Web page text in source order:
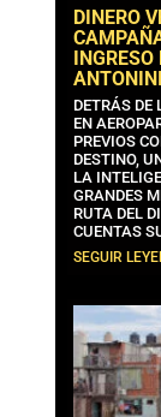
DINERO
DETRÁS DE
EN
PREVIOS
DESTINO,
LA
GRANDES
RUTA DEL
CUENTAS
SEGUIR